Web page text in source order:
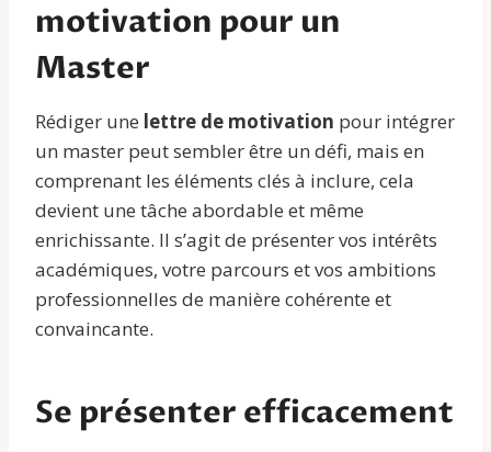
motivation pour un
Master
Rédiger une lettre de motivation pour intégrer
un master peut sembler être un défi, mais en
comprenant les éléments clés à inclure, cela
devient une tâche abordable et même
enrichissante. Il s’agit de présenter vos intérêts
académiques, votre parcours et vos ambitions
professionnelles de manière cohérente et
convaincante.
Se présenter efficacement